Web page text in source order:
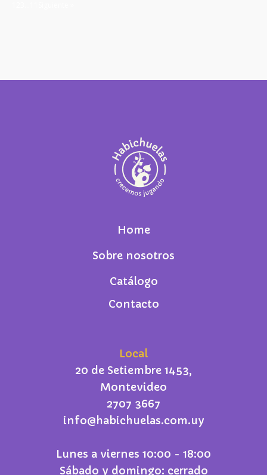
Home
Sobre nosotros
Catálogo
Contacto
Local
20 de Setiembre 1453,
Montevideo
2707 3667
info@habichuelas.com.uy
Lunes a viernes 10:00 - 18:00
Sábado y domingo: cerrado